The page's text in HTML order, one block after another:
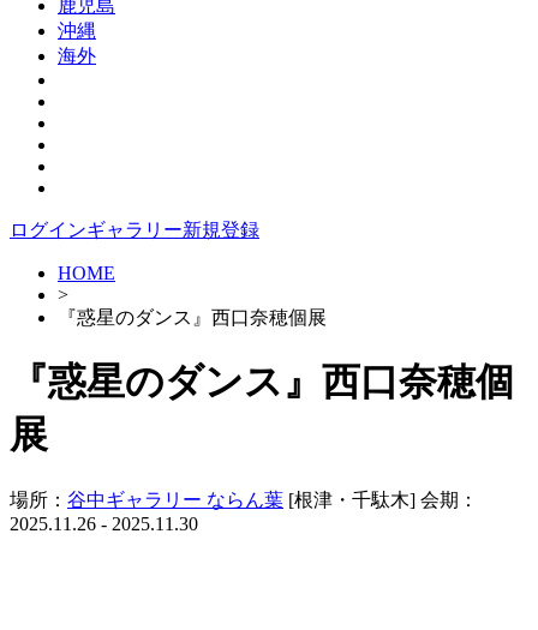
鹿児島
沖縄
海外
ログインギャラリー新規登録
HOME
>
『惑星のダンス』西口奈穂個展
『惑星のダンス』西口奈穂個
展
場所： 谷中ギャラリー ならん葉 [根津・千駄木] 会期：
2025.11.26 - 2025.11.30